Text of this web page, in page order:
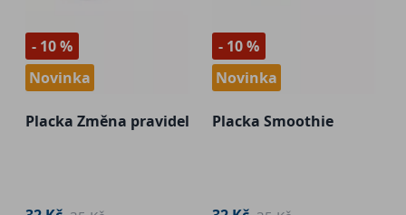
- 10 %
Novinka
Placka Změna pravidel
- 10 %
Novinka
Placka Smoothie